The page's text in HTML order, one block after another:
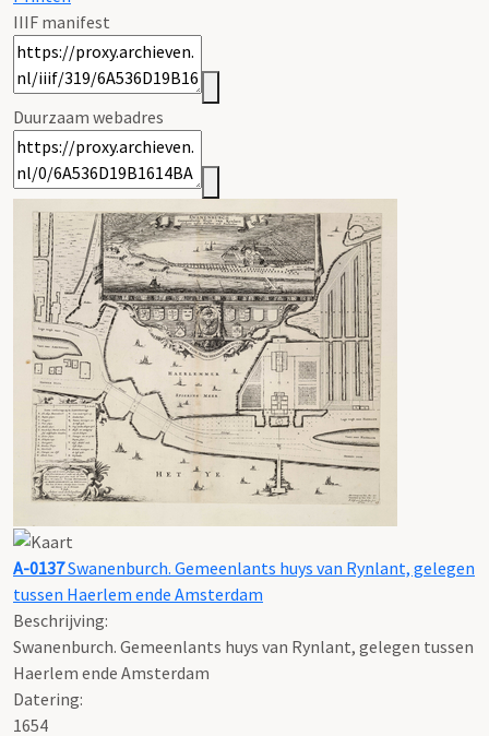
IIIF manifest
Duurzaam webadres
A-0137Swanenburch. Gemeenlants huys van Rynlant, gelegen
tussen Haerlem ende Amsterdam
Beschrijving:
Swanenburch. Gemeenlants huys van Rynlant, gelegen tussen
Haerlem ende Amsterdam
Datering:
1654